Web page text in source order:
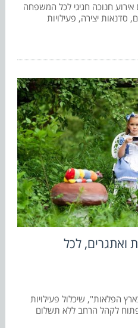
אירוע חנוכה חגיגי לכל המשפחה
סדנאות יצירה, פעילויות
ואתגרים, לכל
הפלאות", שיכלול פעילויות
פתוח לקהל הרחב ללא תשלום